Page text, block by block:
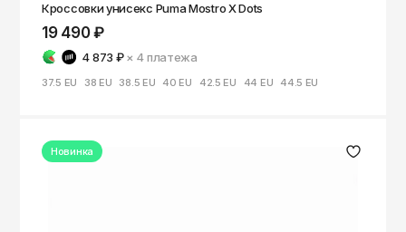
Кроссовки унисекс Puma Mostro X Dots
19 490 ₽
4 873 ₽ × 4платежа
37.5 EU 38 EU 38.5 EU 40 EU 42.5 EU 44 EU 44.5 EU
Новинка